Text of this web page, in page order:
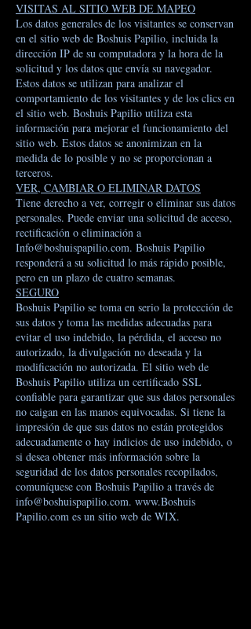
VISITAS AL SITIO WEB DE MAPEO
Los datos generales de los visitantes se conservan
en el sitio web de Boshuis Papilio, incluida la
dirección IP de su computadora y la hora de la
solicitud y los datos que envía su navegador.
Estos datos se utilizan para analizar el
comportamiento de los visitantes y de los clics en
el sitio web. Boshuis Papilio utiliza esta
información para mejorar el funcionamiento del
sitio web. Estos datos se anonimizan en la
medida de lo posible y no se proporcionan a
terceros.
VER, CAMBIAR O ELIMINAR DATOS
Tiene derecho a ver, corregir o eliminar sus datos
personales. Puede enviar una solicitud de acceso,
rectificación o eliminación a
Info@boshuispapilio.com. Boshuis Papilio
responderá a su solicitud lo más rápido posible,
pero en un plazo de cuatro semanas.
SEGURO
Boshuis Papilio se toma en serio la protección de
sus datos y toma las medidas adecuadas para
evitar el uso indebido, la pérdida, el acceso no
autorizado, la divulgación no deseada y la
modificación no autorizada. El sitio web de
Boshuis Papilio utiliza un certificado SSL
confiable para garantizar que sus datos personales
no caigan en las manos equivocadas. Si tiene la
impresión de que sus datos no están protegidos
adecuadamente o hay indicios de uso indebido, o
si desea obtener más información sobre la
seguridad de los datos personales recopilados,
comuníquese con Boshuis Papilio a través de
info@boshuispapilio.com. www.Boshuis
Papilio.com es un sitio web de WIX.